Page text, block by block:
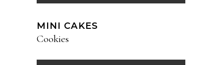
MINI CAKES
Cookies